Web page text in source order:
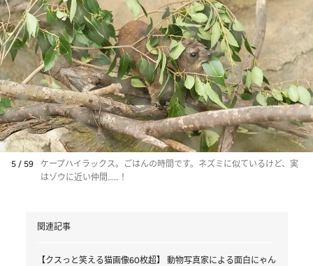
5 / 59
ケープハイラックス。ごはんの時間です。ネズミに似ているけど、実
はゾウに近い仲間……！
関連記事
【クスっと笑える猫画像60枚超】 動物写真家による面白にゃん